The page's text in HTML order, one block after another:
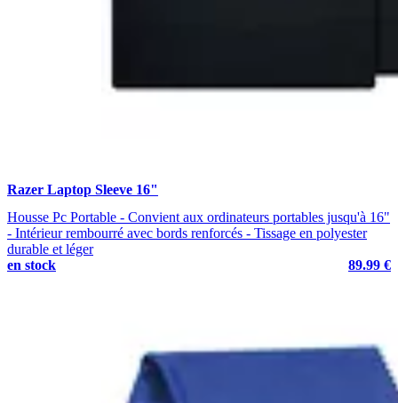
Razer Laptop Sleeve 16"
Housse Pc Portable - Convient aux ordinateurs portables jusqu'à 16"
- Intérieur rembourré avec bords renforcés - Tissage en polyester
durable et léger
en stock
89.99 €